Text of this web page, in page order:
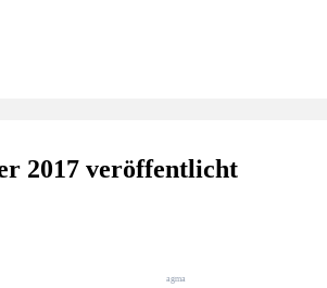
2017 veröffentlicht
agma